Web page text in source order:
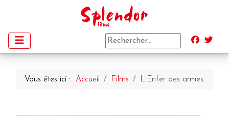
Vous êtes ici : Accueil Films L'Enfer des armes